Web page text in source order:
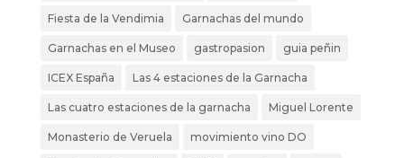
Fiesta de la Vendimia Garnachas del mundo
Garnachas en el Museo gastropasion guia peñin
ICEX España Las 4 estaciones de la Garnacha
Las cuatro estaciones de la garnacha Miguel Lorente
Monasterio de Veruela movimiento vino DO